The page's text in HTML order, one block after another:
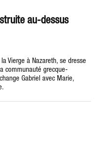
au-dessus
Vierge à Nazareth, se dresse
communauté grecque-
Gabriel avec Marie,